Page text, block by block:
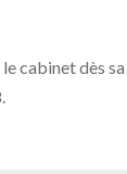
cabinet dès